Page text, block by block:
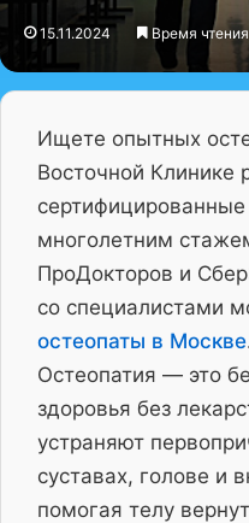
15.11.2024 Время
Ищете опытных
Восточной Клинике
многолетним
ПроДокторов и
со специалистами
остеопаты в Москве
Остеопатия — это
здоровья без
устраняют
суставах, голове и
помогая телу